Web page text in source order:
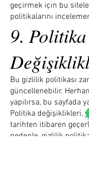
geçirmek için bu
politikalarını
9. Politika
Bu gizlilik politikası
güncellenebilir.
yapılırsa, bu sayfada
Politika değişiklikleri,
tarihten itibaren
nedenle, gizlilik